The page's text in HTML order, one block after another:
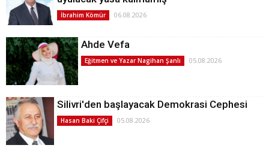
İbrahim Kömür 06.08.2026
Ahde Vefa
Eğitmen ve Yazar Nagihan Şanlı 05.08.2026
Silivri'den başlayacak Demokrasi Cephesi
Hasan Baki Çifçi 05.08.2026